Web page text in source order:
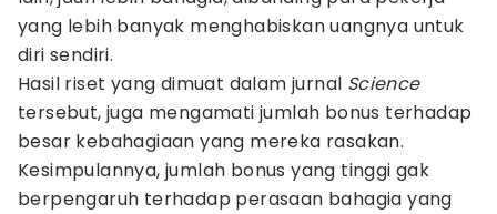
yang lebih banyak menghabiskan uangnya untuk
diri sendiri.
Hasil riset yang dimuat dalam jurnal Science
tersebut, juga mengamati jumlah bonus terhadap
besar kebahagiaan yang mereka rasakan.
Kesimpulannya, jumlah bonus yang tinggi gak
berpengaruh terhadap perasaan bahagia yang